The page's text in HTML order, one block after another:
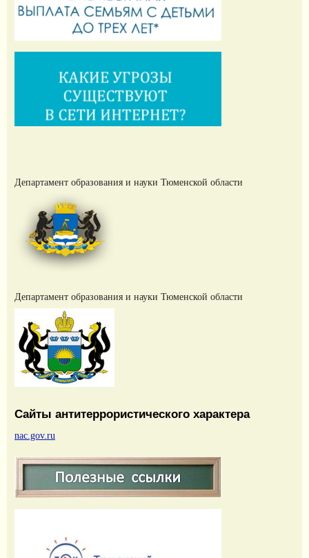
Департамент образования и науки Тюменской области
Департамент образования и науки Тюменской области
Сайты антитеррористического характера
nac.gov.ru